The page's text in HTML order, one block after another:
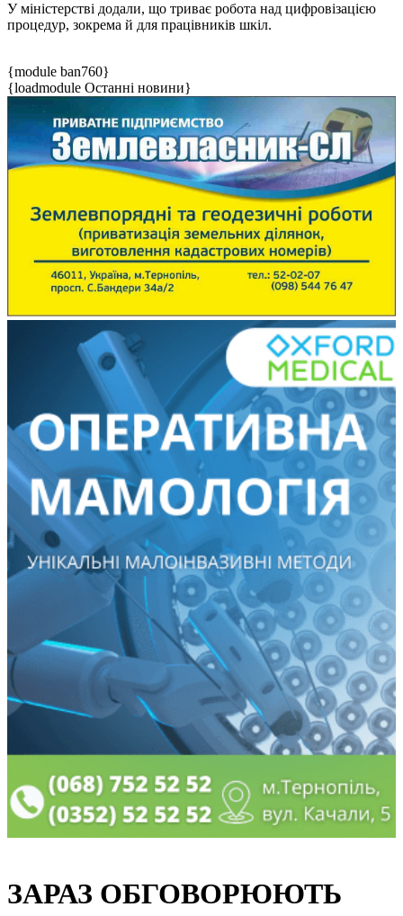
У міністерстві додали, що триває робота над цифровізацією
процедур, зокрема й для працівників шкіл.
{module ban760}
{loadmodule Останні новини}
ЗАРАЗ ОБГОВОРЮЮТЬ